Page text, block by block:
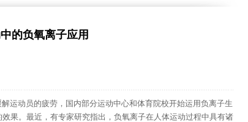
的负氧离子应用
运动员的疲劳，国内部分运动中心和体育院校开始运用负离子生
果。最近，有专家研究指出，负氧离子在人体运动过程中具有诸